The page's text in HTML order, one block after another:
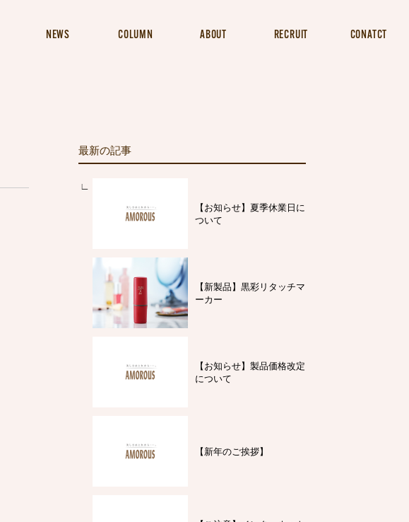
NEWS COLUMN ABOUT RECRUIT CONATCT
最新の記事
【お知らせ】夏季休業日に
ついて
【新製品】黒彩リタッチマ
ーカー
【お知らせ】製品価格改定
について
【新年のご挨拶】